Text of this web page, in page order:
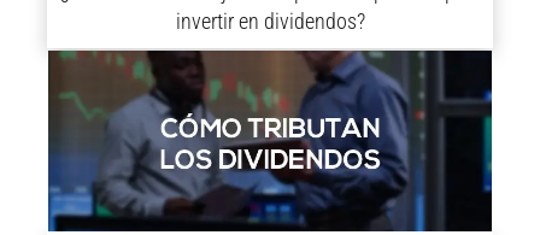
invertir en dividendos?